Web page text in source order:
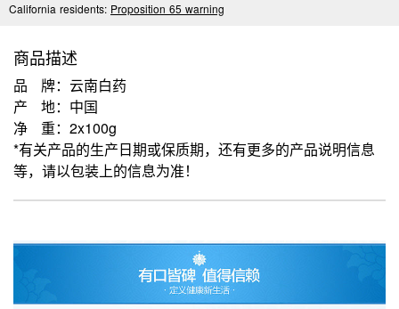
California residents: Proposition 65 warning
商品描述
品 牌：云南白药
产 地：中国
净 重：2x100g
*有关产品的生产日期或保质期，还有更多的产品说明信息
等，请以包装上的信息为准！